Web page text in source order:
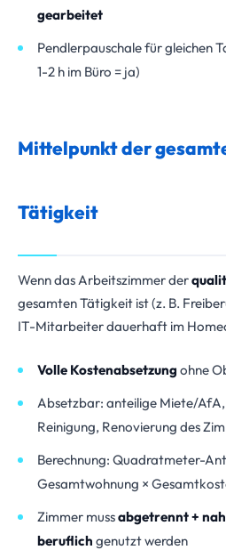
gearbeitet
Pendlerpauschale für gleichen
1-2 h im Büro = ja)
Mittelpunkt der
Tätigkeit
Wenn das Arbeitszimmer der
gesamten Tätigkeit ist (z. B.
IT-Mitarbeiter dauerhaft im
Volle Kostenabsetzung ohne
Absetzbar: anteilige Miete/AfA,
Reinigung, Renovierung des
Berechnung: Quadratmeter-
Gesamtwohnung ×
Zimmer mussabgetrennt +
beruflich genutzt werden